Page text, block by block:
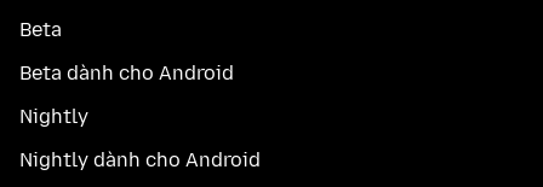
Beta
Beta dành cho Android
Nightly
Nightly dành cho Android